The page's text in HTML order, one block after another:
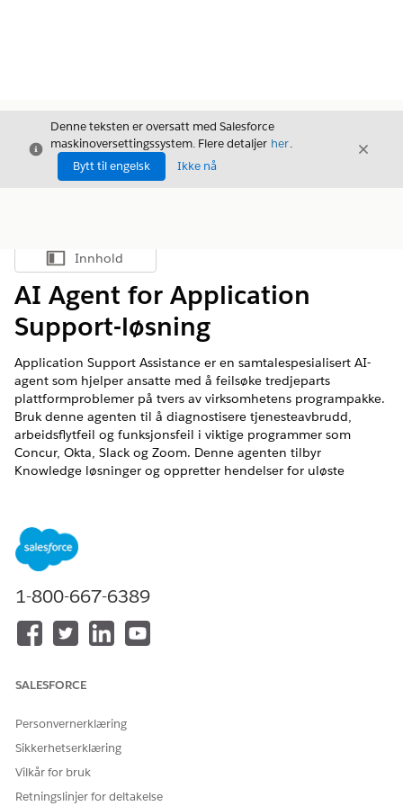
Avslutt
Denne teksten er oversatt med Salesforce
maskinoversettingssystem. Flere detaljer her.
Bytt til engelsk
Ikke nå
Avslutt
Vis innholdsfortegnelse
Innhold
AI Agent for Application
Support-løsning
Application Support Assistance er en samtalespesialisert AI-
agent som hjelper ansatte med å feilsøke tredjeparts
plattformproblemer på tvers av virksomhetens programpakke.
Bruk denne agenten til å diagnostisere tjenesteavbrudd,
arbeidsflytfeil og funksjonsfeil i viktige programmer som
Concur, Okta, Slack og Zoom. Denne agenten tilbyr
Knowledge løsninger og oppretter hendelser for uløste
Tilgjengelig i Lightning Experience
Tilgjengelig i Unlimited og Enterprise Edition med AI Agent
for Ansatte-tillegget.
Denne spesialiserte agenten bruker automatisk disse SCI-
tjenestekatalogelementmaler for å støtte lignende
Rapportprogramproblemer
1-800-667-6389
SALESFORCE
Personvernerklæring
Sikkerhetserklæring
Vilkår for bruk
Retningslinjer for deltakelse